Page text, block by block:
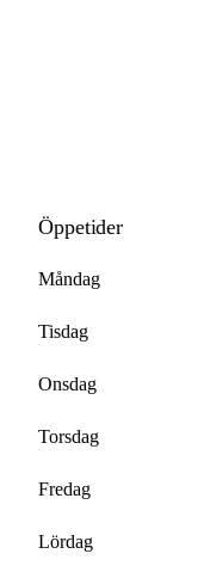
Öppetider
Måndag
Tisdag
Onsdag
Torsdag
Fredag
Lördag